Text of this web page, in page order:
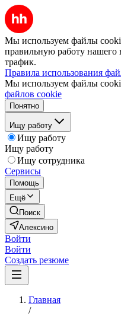
Мы используем файлы
правильную работу нашего
трафик.
Правила использования
Мы используем файлы
файлов cookie
Понятно
Ищу работу
Ищу работу
Ищу работу
Ищу сотрудника
Сервисы
Помощь
Ещё
Поиск
Алексино
Войти
Войти
Создать резюме
Главная
/